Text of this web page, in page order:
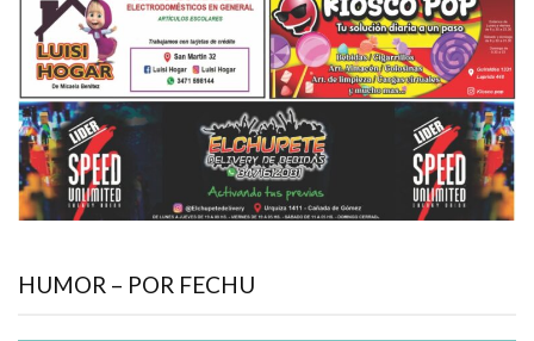
HUMOR – POR FECHU